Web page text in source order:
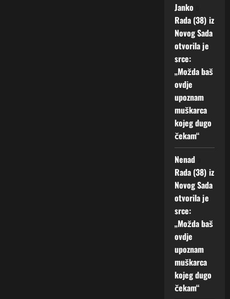
Janko
Rada (38) iz
Novog Sada
otvorila je
srce:
„Možda baš
ovdje
upoznam
muškarca
kojeg dugo
čekam“
Nenad
Rada (38) iz
Novog Sada
otvorila je
srce:
„Možda baš
ovdje
upoznam
muškarca
kojeg dugo
čekam“